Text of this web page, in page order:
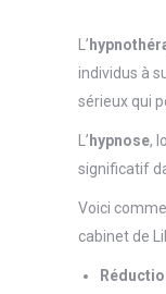
L’
individus à
sérieux qui
L’ hypnose,
significatif
Voici
cabinet de